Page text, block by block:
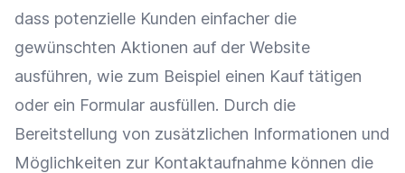
dass potenzielle Kunden einfacher die
gewünschten Aktionen auf der Website
ausführen, wie zum Beispiel einen Kauf tätigen
oder ein Formular ausfüllen. Durch die
Bereitstellung von zusätzlichen Informationen und
Möglichkeiten zur Kontaktaufnahme können die